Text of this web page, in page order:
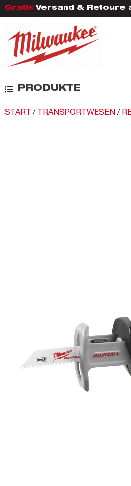
Gratis Versand & Retoure
PRODUKTE
START / TRANSPORTWESEN /